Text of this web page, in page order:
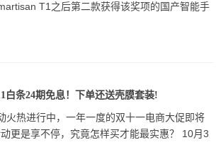
T1之后第二款获得该奖项的国产智能手
白条24期免息！下单还送壳膜套装!
火热进行中，一年一度的双十一电商大促即将
更是享不停，究竟怎样买才能最实惠？ 10月3